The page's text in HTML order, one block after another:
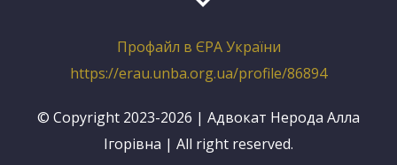
Профайл в ЄРА України
https://erau.unba.org.ua/profile/86894
© Copyright 2023-2026 | Адвокат Нерода Алла
Ігорівна | All right reserved.